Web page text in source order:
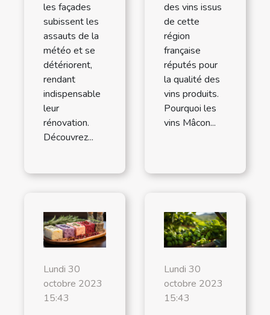
les façades
subissent les
assauts de la
météo et se
détériorent,
rendant
indispensable
leur
rénovation.
Découvrez...
des vins issus
de cette
région
française
réputés pour
la qualité des
vins produits.
Pourquoi les
vins Mâcon...
Lundi 30
octobre 2023
15:43
Lundi 30
octobre 2023
15:43